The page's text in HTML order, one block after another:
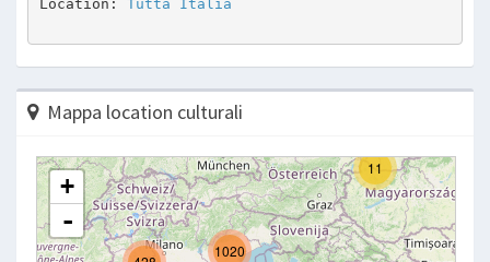
Location: Tutta Italia
Mappa location culturali